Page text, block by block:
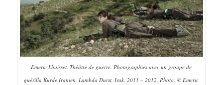
Emeric Lhuisset. Théâtre de guerre. Photographies avec un groupe de
guérilla Kurde Iranien. Lambda Durst, Irak, 2011 – 2012. Photo: © Emeric